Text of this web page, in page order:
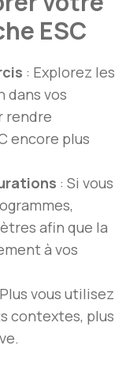
ESC
: Explorez les
dans vos
rendre
encore plus
: Si vous
afin que la
à vos
vous utilisez
contextes, plus